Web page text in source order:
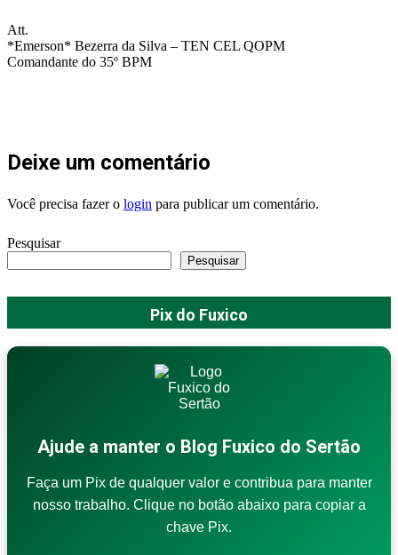
Att.
*Emerson* Bezerra da Silva – TEN CEL QOPM
Comandante do 35º BPM
Deixe um comentário
Você precisa fazer o login para publicar um comentário.
Pesquisar
Pesquisar
Pix do Fuxico
Ajude a manter o Blog Fuxico do Sertão
Faça um Pix de qualquer valor e contribua para manter
nosso trabalho. Clique no botão abaixo para copiar a
chave Pix.